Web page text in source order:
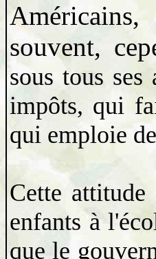
souvent,
sous tous ses
impôts, qui
qui emploie
Cette attitude
enfants à
que le